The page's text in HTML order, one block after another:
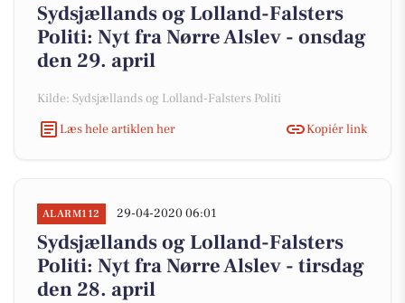
Sydsjællands og Lolland-Falsters
Politi: Nyt fra Nørre Alslev - onsdag
den 29. april
Kilde: Sydsjællands og Lolland-Falsters Politi
Læs hele artiklen her
Kopiér link
ALARM112 29-04-2020 06:01
Sydsjællands og Lolland-Falsters
Politi: Nyt fra Nørre Alslev - tirsdag
den 28. april